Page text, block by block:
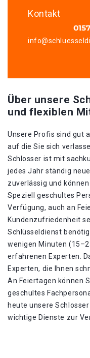
Kontakt
Über unsere
und flexiblen
Unsere Profis sind gut
auf die Sie sich
Schlosser ist mit
jedes Jahr ständig
zuverlässig und
Speziell geschultes
Verfügung, auch an
Kundenzufriedenheit
Schlüsseldienst
wenigen Minuten
erfahrenen Experten.
Experten, die Ihnen
An Feiertagen können
geschultes
heute unsere
wichtige Dienste zur